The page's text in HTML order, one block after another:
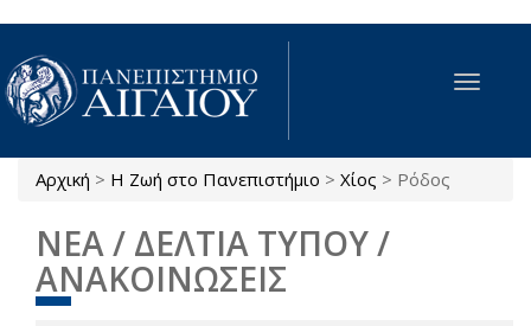
Παράκαμψη προς το κυρίως περιεχόμενο
Toggle
Είστε εδώ
Αρχική > Η Ζωή στο Πανεπιστήμιο > Χίος > Ρόδος
ΝΕΑ / ΔΕΛΤΙΑ ΤΥΠΟΥ /
ΑΝΑΚΟΙΝΩΣΕΙΣ